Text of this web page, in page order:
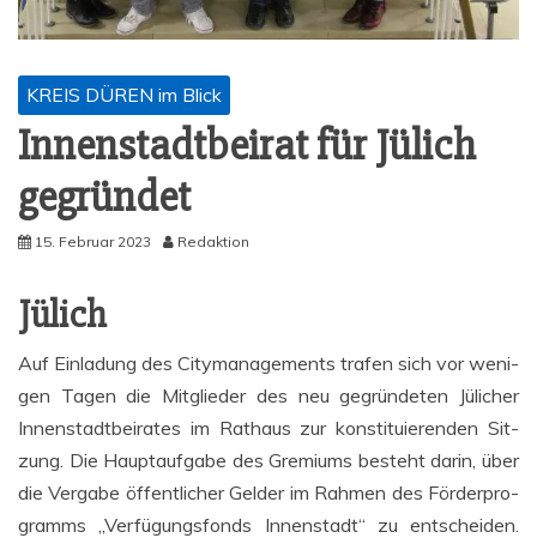
KREIS DÜREN im Blick
Innen­stadt­bei­rat für Jülich
gegründet
15. Februar 2023 Redaktion
Jülich
Auf Ein­la­dung des City­ma­nage­ments tra­fen sich vor weni­
gen Tagen die Mit­glie­der des neu gegrün­de­ten Jüli­cher
Innen­stadt­bei­ra­tes im Rat­haus zur kon­sti­tu­ie­ren­den Sit­
zung. Die Haupt­auf­ga­be des Gre­mi­ums besteht dar­in, über
die Ver­ga­be öffent­li­cher Gel­der im Rah­men des För­der­pro­
gramms „Ver­fü­gungs­fonds Innen­stadt“ zu ent­schei­den.